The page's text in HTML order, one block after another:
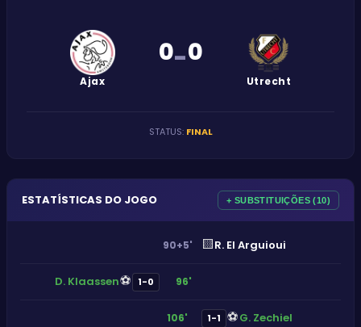
Ajax
0-0
Utrecht
STATUS: FINAL
ESTATÍSTICAS DO JOGO + SUBSTITUIÇÕES (10)
90+5' 🟨R. El Arguioui
D. Klaassen⚽ 1-0 96'
106' 1-1 ⚽G. Zechiel